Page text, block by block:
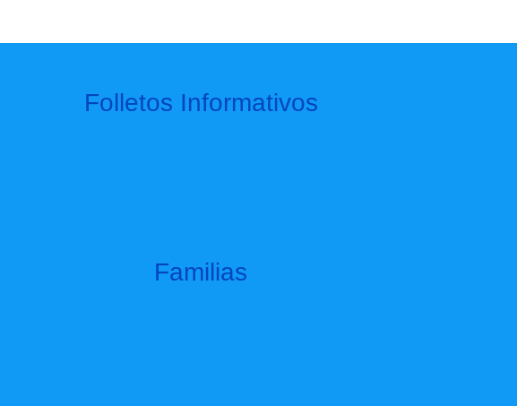
Folletos Informativos
Familias